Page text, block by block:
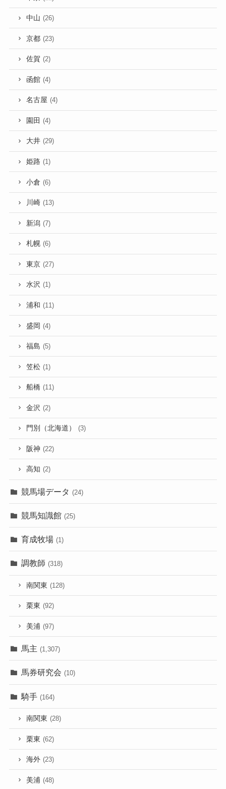
中山 (26)
京都 (23)
佐賀 (2)
函館 (4)
名古屋 (4)
園田 (4)
大井 (29)
姫路 (1)
小倉 (6)
川崎 (13)
新潟 (7)
札幌 (6)
東京 (27)
水沢 (1)
浦和 (11)
盛岡 (4)
福島 (5)
笠松 (1)
船橋 (11)
金沢 (2)
門別（北海道） (3)
阪神 (22)
高知 (2)
競馬場データ (24)
競馬知識館 (25)
育成牧場 (1)
調教師 (318)
南関東 (128)
栗東 (92)
美浦 (97)
馬主 (1,307)
馬券研究会 (10)
騎手 (164)
南関東 (28)
栗東 (62)
海外 (23)
美浦 (48)